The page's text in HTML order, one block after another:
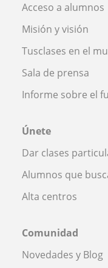
Acceso a alumnos
Misión y visión
Tusclases en el
Sala de prensa
Informe sobre el
Únete
Dar clases
Alumnos que
Alta centros
Comunidad
Novedades y Blog